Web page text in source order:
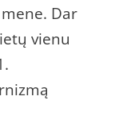
Dar
vienu